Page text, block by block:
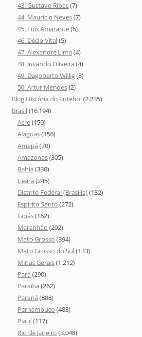
43. Gustavo Ribas(7)
44. Maurício Neves(7)
45. Luís Amarante(6)
46. Décio Vital(5)
47. Alexandre Lima (4)
48. Juvando Oliveira (4)
49. Dagoberto Willig(3)
50. Artur Mendes(2)
Blog História do Futebol(2.235)
Brasil(16.194)
Acre(150)
Alagoas(156)
Amapá (70)
Amazonas(305)
Bahia (330)
Ceará (245)
Distrito Federal (Brasília)(132)
Espírito Santo (272)
Goiás(162)
Maranhão (202)
Mato Grosso (394)
Mato Grosso do Sul(133)
Minas Gerais(1.212)
Pará (290)
Paraíba (262)
Paraná (888)
Pernambuco (483)
Piauí(117)
Rio de Janeiro (3.048)